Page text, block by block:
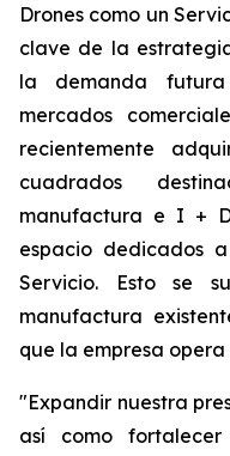
Drones como un
clave de la
la demanda
mercados
recientemente
cuadrados
manufactura e I +
espacio dedicados
Servicio. Esto se
manufactura
que la empresa
"Expandir nuestra
así como